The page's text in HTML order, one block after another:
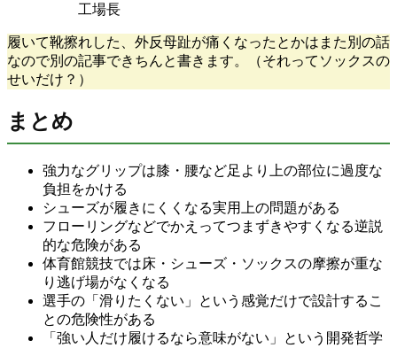
工場長
履いて靴擦れした、外反母趾が痛くなったとかはまた別の話
なので別の記事できちんと書きます。（それってソックスの
せいだけ？）
まとめ
強力なグリップは膝・腰など足より上の部位に過度な
負担をかける
シューズが履きにくくなる実用上の問題がある
フローリングなどでかえってつまずきやすくなる逆説
的な危険がある
体育館競技では床・シューズ・ソックスの摩擦が重な
り逃げ場がなくなる
選手の「滑りたくない」という感覚だけで設計するこ
との危険性がある
「強い人だけ履けるなら意味がない」という開発哲学